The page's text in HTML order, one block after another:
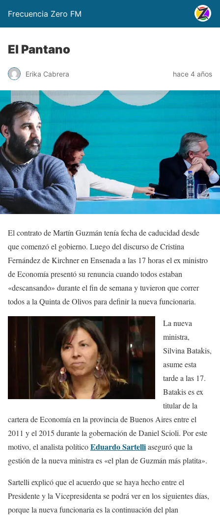
Frecuencia Zero FM
El Pantano
Erika Cabrera hace 4 años
El contrato de Martín Guzmán tenía fecha de caducidad desde
que comenzó el gobierno. Luego del discurso de Cristina
Fernández de Kirchner en Ensenada a las 17 horas el ex ministro
de Economía presentó su renuncia cuando todos estaban
«descansando» durante el fin de semana y tuvieron que correr
todos a la Quinta de Olivos para definir la nueva funcionaria.
La nueva
ministra,
Silvina Batakis,
asume esta
tarde a las 17.
Batakis es ex
titular de la
cartera de Economía en la provincia de Buenos Aires entre el
2011 y el 2015 durante la gobernación de Daniel Scioli. Por este
motivo, el analista políticoEduardo Sartelliaseguró que la
gestión de la nueva ministra es «el plan de Guzmán más platita».
Sartelli explicó que el acuerdo que se haya hecho entre el
Presidente y la Vicepresidenta se podrá ver en los siguientes días,
porque la nueva funcionaria es la continuación del plan